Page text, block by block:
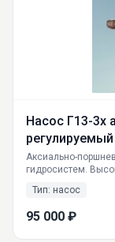
Насос Г13-3х
регулируемый
Аксиально-
гидросистем.
других по России
Тип: насос
95 000 ₽